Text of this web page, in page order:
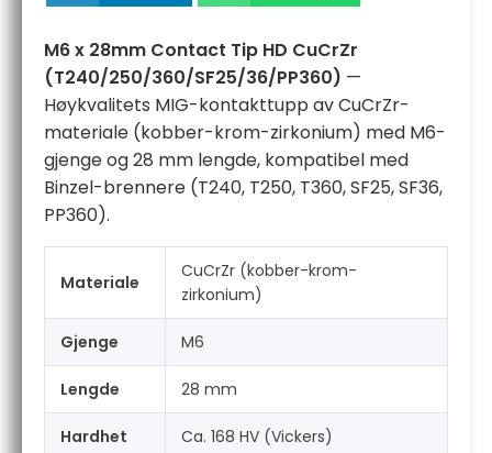
M6 x 28mm Contact Tip HD CuCrZr
(T240/250/360/SF25/36/PP360) —
Høykvalitets MIG-kontakttupp av CuCrZr-
materiale (kobber-krom-zirkonium) med M6-
gjenge og 28 mm lengde, kompatibel med
Binzel-brennere (T240, T250, T360, SF25, SF36,
PP360).
Materiale
CuCrZr (kobber-krom-
zirkonium)
Gjenge M6
Lengde 28 mm
Hardhet Ca. 168 HV (Vickers)